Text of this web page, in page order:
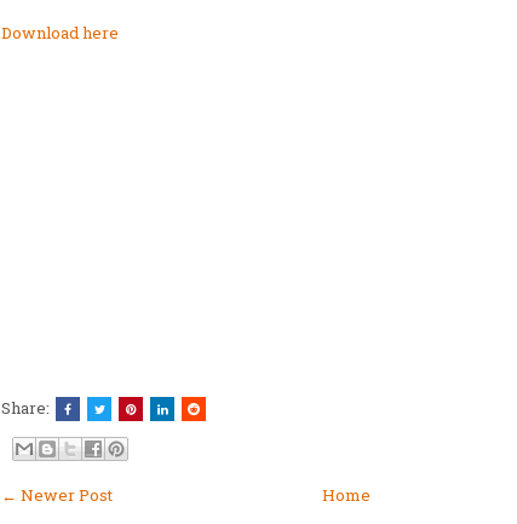
Download here
Share:
← Newer Post Home